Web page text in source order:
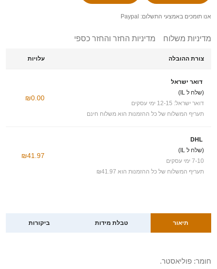
אנו תומכים באמצעי התשלום: Paypal
מדיניות משלוח מדיניות החזר והחזר כספי
צורת ההובלה עלויות
דואר ישראל
(שלח ל IL)
דואר ישראל: 12-15 ימי עסקים
תעריף המשלוח של כל ההזמנות הוא משלוח חינם
₪0.00
DHL
(שלח ל IL)
7-10 ימי עסקים
תעריף המשלוח של כל ההזמנות הוא ₪41.97
₪41.97
תיאור טבלת מידות ביקורות
חומר: פוליאסטר.